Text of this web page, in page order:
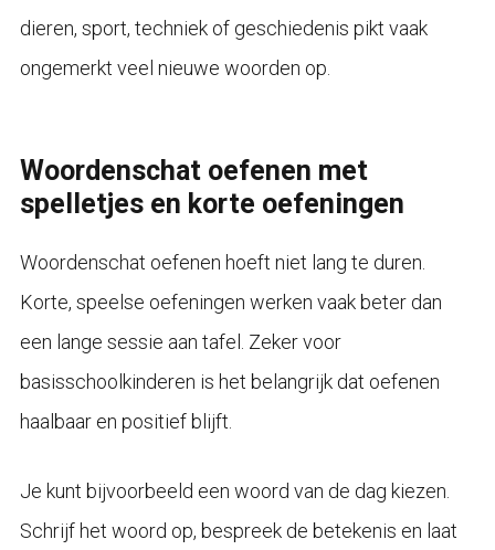
dieren, sport, techniek of geschiedenis pikt vaak
ongemerkt veel nieuwe woorden op.
Woordenschat oefenen met
spelletjes en korte oefeningen
Woordenschat oefenen hoeft niet lang te duren.
Korte, speelse oefeningen werken vaak beter dan
een lange sessie aan tafel. Zeker voor
basisschoolkinderen is het belangrijk dat oefenen
haalbaar en positief blijft.
Je kunt bijvoorbeeld een woord van de dag kiezen.
Schrijf het woord op, bespreek de betekenis en laat